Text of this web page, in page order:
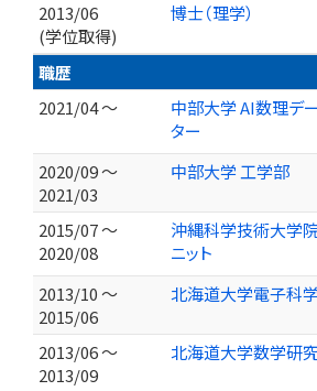
2013/06
(学位取得)
博士（理学）
職歴
2021/04 ～
中部大学 AI数理デ
ター
2020/09 ～
2021/03
中部大学 工学部
2015/07 ～
2020/08
沖縄科学技術大学
ニット
2013/10 ～
2015/06
北海道大学電子科
2013/06 ～
2013/09
北海道大学数学研